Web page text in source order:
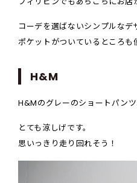
コーデを選ばないシンプルなデ
ポケットがついているところも
H&M
H&Mのグレーのショートパンツ
とても涼しげです。
思いっきり走り回れそう！